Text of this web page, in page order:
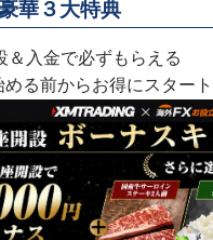
華３大特典
＆入金で必ずもらえる
る前からお得にスタート